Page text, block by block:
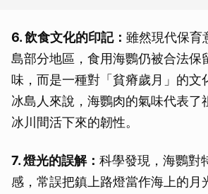
6. 飲食文化的印記： 雖然現代保育
島部分地區，食用海鸚仍被合法保
味，而是一種對「貧瘠歲月」的文
冰島人來說，海鸚肉的氣味代表了
冰川間活下來的韌性。
7. 燈光的誤解： 科學發現，海鸚對
感，常誤把鎮上路燈當作海上的月